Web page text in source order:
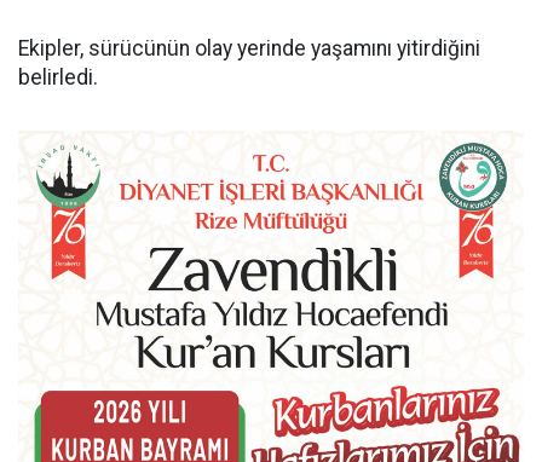
Ekipler, sürücünün olay yerinde yaşamını yitirdiğini
belirledi.